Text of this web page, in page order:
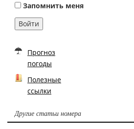
Запомнить меня
Войти
Прогноз
погоды
Полезные
ссылки
Другие статьи номера